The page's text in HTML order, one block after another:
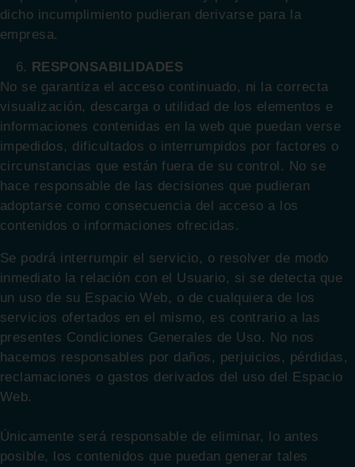
dicho incumplimiento pudieran derivarse para la
empresa.
RESPONSABILIDADES
No se garantiza el acceso continuado, ni la correcta
visualización, descarga o utilidad de los elementos e
informaciones contenidas en la web que puedan verse
impedidos, dificultados o interrumpidos por factores o
circunstancias que están fuera de su control. No se
hace responsable de las decisiones que pudieran
adoptarse como consecuencia del acceso a los
contenidos o informaciones ofrecidas.
Se podrá interrumpir el servicio, o resolver de modo
inmediato la relación con el Usuario, si se detecta que
un uso de su Espacio Web, o de cualquiera de los
servicios ofertados en el mismo, es contrario a las
presentes Condiciones Generales de Uso. No nos
hacemos responsables por daños, perjuicios, pérdidas,
reclamaciones o gastos derivados del uso del Espacio
Web.
Únicamente será responsable de eliminar, lo antes
posible, los contenidos que puedan generar tales